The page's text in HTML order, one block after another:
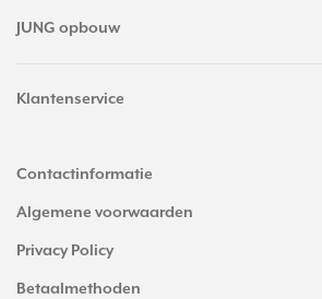
JUNG opbouw
Klantenservice
Contactinformatie
Algemene voorwaarden
Privacy Policy
Betaalmethoden